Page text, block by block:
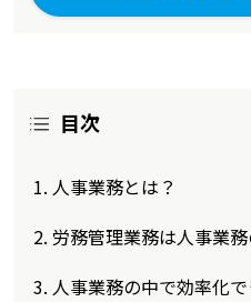
目次
人事業務とは？
労務管理業務は人事業
人事業務の中で効率化